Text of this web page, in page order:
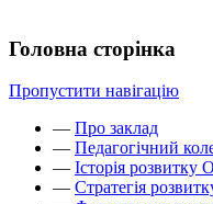
Головна сторінка
Пропустити навігацію
— Про заклад
— Педагогічний
— Історія
— Стратегія